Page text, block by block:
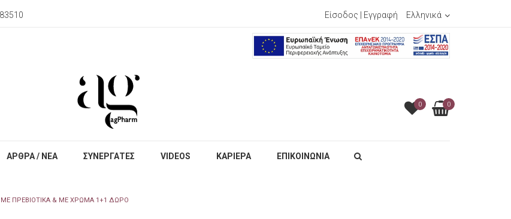
Είσοδος Εγγραφή Ελληνικά
0 0
ΑΡΘΡΑ / ΝΕΑ ΣΥΝΕΡΓΑΤΕΣ VIDEOS ΚΑΡΙΕΡΑ ΕΠΙΚΟΙΝΩΝΙΑ
ΠΡΕΒΙΟΤΙΚΆ & ΜΕ ΧΡΏΜΑ 1+1 ΔΩΡΟ